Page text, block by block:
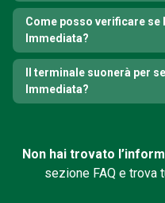
Come posso verificare se
Immediata?
Il terminale suonerà per
Immediata?
Non hai trovato
sezione FAQ e trova